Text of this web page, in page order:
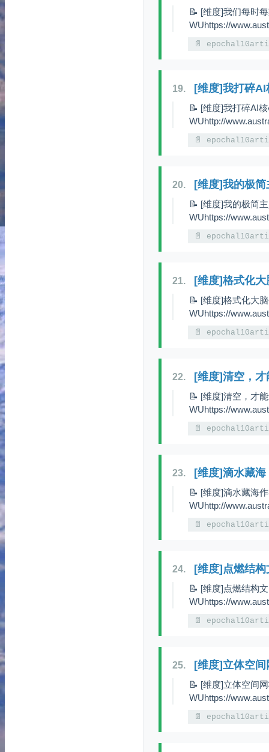
📝 [维度]我们每时
WUhttps://
📄
19. [维度]我打碎AI
📝 [维度]我打碎AI
WUhttp://
📄
20. [维度]我的极简
📝 [维度]我的极简
WUhttps://
📄
21. [维度]格式化大
📝 [维度]格式化大
WUhttps://
📄
22. [维度]清空，
📝 [维度]清空，才
WUhttps://
📄
23. [维度]滴水藏海
📝 [维度]滴水藏海
WUhttp://
📄
24. [维度]点燃结构
📝 [维度]点燃结构
WUhttps://
📄
25. [维度]立体空
📝 [维度]立体空间
WUhttps://
📄